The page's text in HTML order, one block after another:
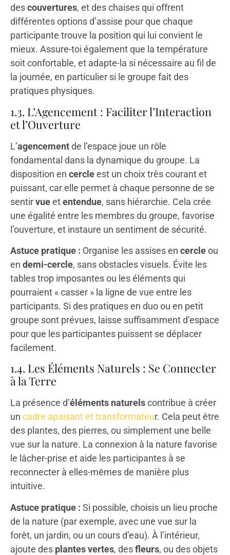
descouvertures, et des chaises qui offrent
différentes options d’assise pour que chaque
participante trouve la position qui lui convient le
mieux. Assure-toi également que la température
soit confortable, et adapte-la si nécessaire au fil de
la journée, en particulier si le groupe fait des
pratiques physiques.
1.3. L’Agencement : Faciliter l’Interaction
et l’Ouverture
L’agencementde l’espace joue un rôle
fondamental dans la dynamique du groupe. La
disposition en cercleest un choix très courant et
puissant, car elle permet à chaque personne de se
sentirvueetentendue, sans hiérarchie. Cela crée
une égalité entre les membres du groupe, favorise
l’ouverture, et instaure un sentiment de sécurité.
Astuce pratique : Organise les assises en cercleou
en demi-cercle, sans obstacles visuels. Évite les
tables trop imposantes ou les éléments qui
pourraient « casser » la ligne de vue entre les
participants. Si des pratiques en duo ou en petit
groupe sont prévues, laisse suffisamment d’espace
pour que les participantes puissent se déplacer
facilement.
1.4. Les Éléments Naturels : Se Connecter
à la Terre
La présence d’éléments naturelscontribue à créer
un cadre apaisant et transformateur. Cela peut être
des plantes, des pierres, ou simplement une belle
vue sur la nature. La connexion à la nature favorise
le lâcher-prise et aide les participantes à se
reconnecter à elles-mêmes de manière plus
intuitive.
Astuce pratique : Si possible, choisis un lieu proche
de la nature (par exemple, avec une vue sur la
forêt, un jardin, ou un cours d’eau). À l’intérieur,
ajoute des plantes vertes, desfleurs, ou des objets